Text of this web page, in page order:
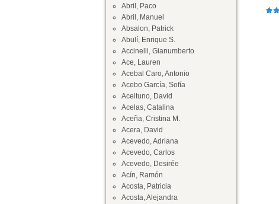
Abril, Paco
Abril, Manuel
Absalon, Patrick
Abulí, Enrique S.
Accinelli, Gianumberto
Ace, Lauren
Acebal Caro, Antonio
Acebo García, Sofía
Aceituno, David
Acelas, Catalina
Aceña, Cristina M.
Acera, David
Acevedo, Adriana
Acevedo, Carlos
Acevedo, Desirée
Acín, Ramón
Acosta, Patricia
Acosta, Alejandra